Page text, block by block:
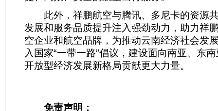
此外，祥鹏航空与腾讯、多尼卡的资源
发展和服务品质提升注入强劲动力，助力祥
空企业和航空品牌，为推动云南经济社会发
入国家“一带一路”倡议，建设面向南亚、东
开放型经济发展新格局贡献更大力量。
免责声明：